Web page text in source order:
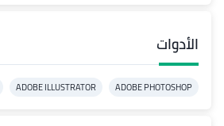
الأدوات
ADOBE PHOTOSHOP
ADOBE ILLUSTRATOR